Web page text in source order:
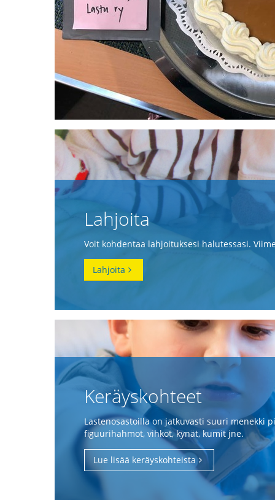
Lahjoita
Voit kohdentaa lahjoituksesi halutessasi.
Lahjoita
Keräyskohteet
Lastenosastoilla on jatkuvasti suuri menekki
figuurihahmot, vihkot, kynät, kumit jne.
Lue lisää keräyskohteista